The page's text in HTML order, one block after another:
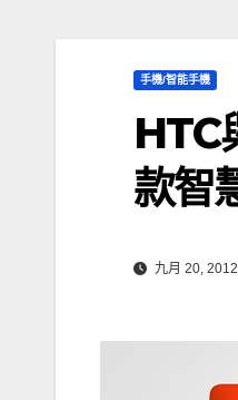
手機/智能手機
HTC
款智
九月 20, 2012